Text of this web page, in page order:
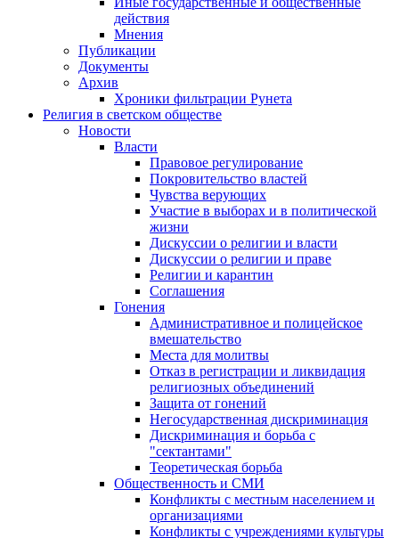
действия
Мнения
Публикации
Документы
Архив
Хроники фильтрации Рунета
Религия в светском обществе
Новости
Власти
Правовое регулирование
Покровительство властей
Чувства верующих
Участие в выборах и в политической
жизни
Дискуссии о религии и власти
Дискуссии о религии и праве
Религии и карантин
Соглашения
Гонения
Административное и полицейское
вмешательство
Места для молитвы
Отказ в регистрации и ликвидация
религиозных объединений
Защита от гонений
Негосударственная дискриминация
Дискриминация и борьба с
"сектантами"
Теоретическая борьба
Общественность и СМИ
Конфликты с местным населением и
организациями
Конфликты с учреждениями культуры